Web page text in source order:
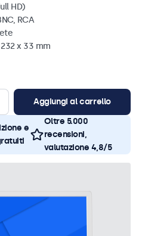
HD)
RCA
x 33 mm
Aggiungi al carrello
e
Oltre 5.000
recensioni,
valutazione 4,8/5